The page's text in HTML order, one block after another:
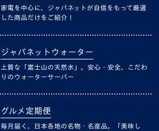
家電を中心に、ジャパネットが自信をもって厳選
した商品だけをご紹介！
ジャパネットウォーター
上質な「富士山の天然水」。安心・安全、こだわ
りのウォーターサーバー
グルメ定期便
毎月届く、日本各地の名物・名産品。「美味し